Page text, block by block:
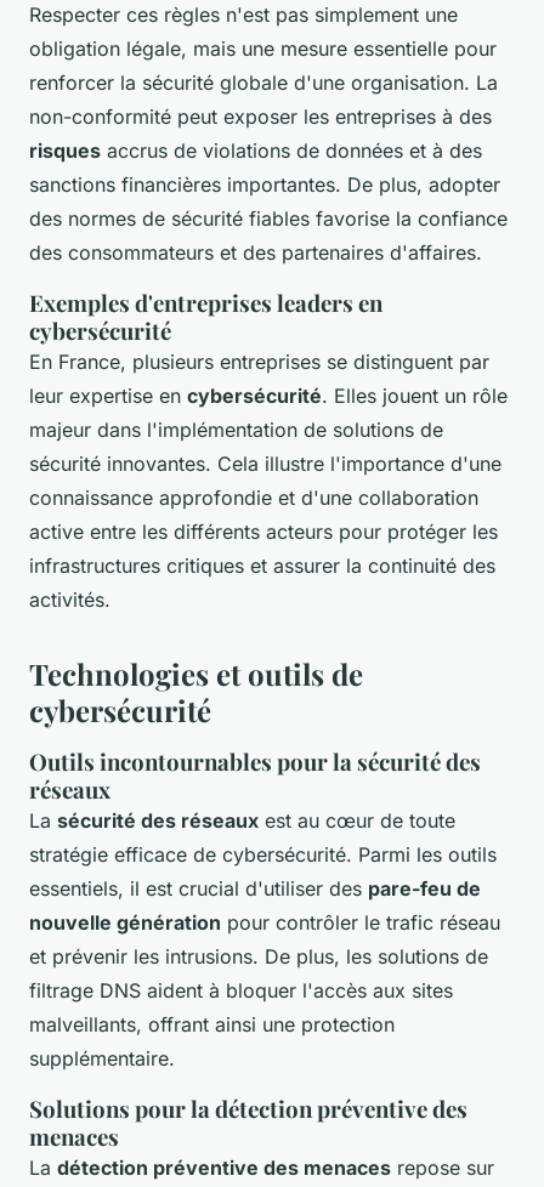
Respecter ces règles n'est pas simplement une
obligation légale, mais une mesure essentielle pour
renforcer la sécurité globale d'une organisation. La
non-conformité peut exposer les entreprises à des
risques accrus de violations de données et à des
sanctions financières importantes. De plus, adopter
des normes de sécurité fiables favorise la confiance
des consommateurs et des partenaires d'affaires.
Exemples d'entreprises leaders en
cybersécurité
En France, plusieurs entreprises se distinguent par
leur expertise en cybersécurité. Elles jouent un rôle
majeur dans l'implémentation de solutions de
sécurité innovantes. Cela illustre l'importance d'une
connaissance approfondie et d'une collaboration
active entre les différents acteurs pour protéger les
infrastructures critiques et assurer la continuité des
activités.
Technologies et outils de
cybersécurité
Outils incontournables pour la sécurité des
réseaux
La sécurité des réseaux est au cœur de toute
stratégie efficace de cybersécurité. Parmi les outils
essentiels, il est crucial d'utiliser des pare-feu de
nouvelle génération pour contrôler le trafic réseau
et prévenir les intrusions. De plus, les solutions de
filtrage DNS aident à bloquer l'accès aux sites
malveillants, offrant ainsi une protection
supplémentaire.
Solutions pour la détection préventive des
menaces
La détection préventive des menaces repose sur